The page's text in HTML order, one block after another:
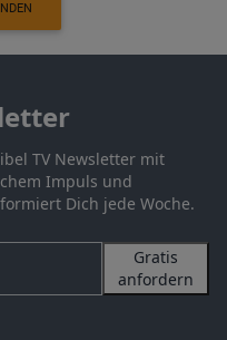
TV Newsletter mit
Impuls und
Dich jede Woche.
Gratis
anfordern